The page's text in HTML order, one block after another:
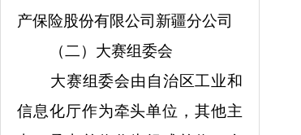
产保险股份有限公司新疆分公司
（二）大赛组委会
大赛组委会由自治区工业和
信息化厅作为牵头单位，其他主